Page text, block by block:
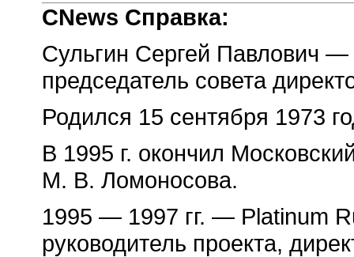
CNews Справка:
Сульгин Сергей Павлович
председатель совета
Родился 15 сентября 1973
В 1995 г. окончил
М. В. Ломоносова.
1995 — 1997 гг. — Platinum
руководитель проекта,